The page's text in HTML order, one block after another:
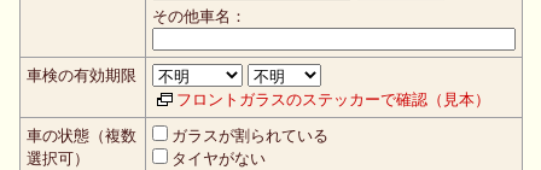
その他車名：
車検の有効期限
フロントガラスのステッカーで確認（見本）
車の状態（複数
選択可）
ガラスが割られている
タイヤがない